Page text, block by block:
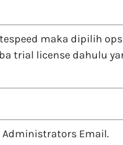
maka dipilih
trial license dahulu
Email.